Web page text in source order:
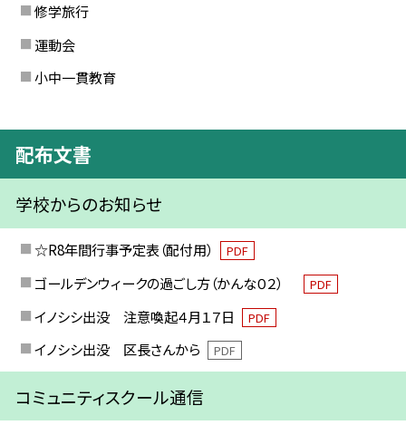
修学旅行
運動会
小中一貫教育
配布文書
学校からのお知らせ
☆R8年間行事予定表（配付用） PDF
ゴールデンウィークの過ごし方（かんな０２） PDF
イノシシ出没 注意喚起４月１７日 PDF
イノシシ出没 区長さんから PDF
コミュニティスクール通信